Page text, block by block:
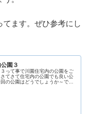
ます。ぜひ参考にし
園３
って事で川園住宅内の公園をご
てさて住宅内の公園でも良い公
の公園はどうでしょうか～では